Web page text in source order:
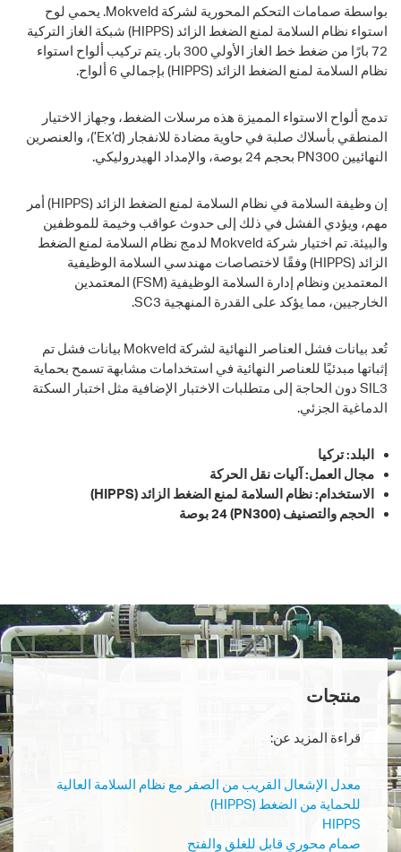
بواسطة صمامات التحكم المحورية لشركة Mokveld. يحمي لوح
استواء نظام السلامة لمنع الضغط الزائد (HIPPS) شبكة الغاز التركية
72 بارًا من ضغط خط الغاز الأولي 300 بار. يتم تركيب ألواح استواء
نظام السلامة لمنع الضغط الزائد (HIPPS) بإجمالي 6 ألواح.
تدمج ألواح الاستواء المميزة هذه مرسلات الضغط، وجهاز الاختيار
المنطقي بأسلاك صلبة في حاوية مضادة للانفجار (Ex’d’)، والعنصرين
النهائيين PN300 بحجم 24 بوصة، والإمداد الهيدروليكي.
إن وظيفة السلامة في نظام السلامة لمنع الضغط الزائد (HIPPS) أمر
مهم، ويؤدي الفشل في ذلك إلى حدوث عواقب وخيمة للموظفين
والبيئة. تم اختيار شركة Mokveld لدمج نظام السلامة لمنع الضغط
الزائد (HIPPS) وفقًا لاختصاصات مهندسي السلامة الوظيفية
المعتمدين ونظام إدارة السلامة الوظيفية (FSM) المعتمدين
الخارجيين، مما يؤكد على القدرة المنهجية SC3.
تُعد بيانات فشل العناصر النهائية لشركة Mokveld بيانات فشل تم
إثباتها مبدئيًا للعناصر النهائية في استخدامات مشابهة تسمح بحماية
SIL3 دون الحاجة إلى متطلبات الاختبار الإضافية مثل اختبار السكتة
الدماغية الجزئي.
البلد: تركيا
مجال العمل: آليات نقل الحركة
الاستخدام: نظام السلامة لمنع الضغط الزائد (HIPPS
)
الحجم والتصنيف (PN300) 24 بوصة
منتجات
قراءة المزيد عن:
معدل الإشعال القريب من الصفر مع نظام السلامة العالية
للحماية من الضغط (HIPPS)
HIPPS
صمام محوري قابل للغلق والفتح